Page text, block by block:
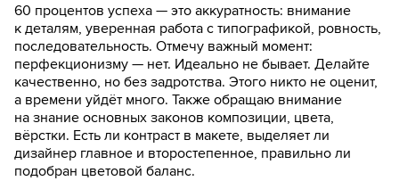
60 процентов успеха — это аккуратность: внимание
к деталям, уверенная работа с типографикой, ровность,
последовательность. Отмечу важный момент:
перфекционизму — нет. Идеально не бывает. Делайте
качественно, но без задротства. Этого никто не оценит,
а времени уйдёт много. Также обращаю внимание
на знание основных законов композиции, цвета,
вёрстки. Есть ли контраст в макете, выделяет ли
дизайнер главное и второстепенное, правильно ли
подобран цветовой баланс.